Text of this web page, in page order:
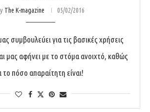
The K-magazine 05/02/2016
συμβουλεύει για τις βασικές χρήσεις
μας αφήνει με το στόμα ανοιχτό, καθώς
το πόσο απαραίτητη είναι!